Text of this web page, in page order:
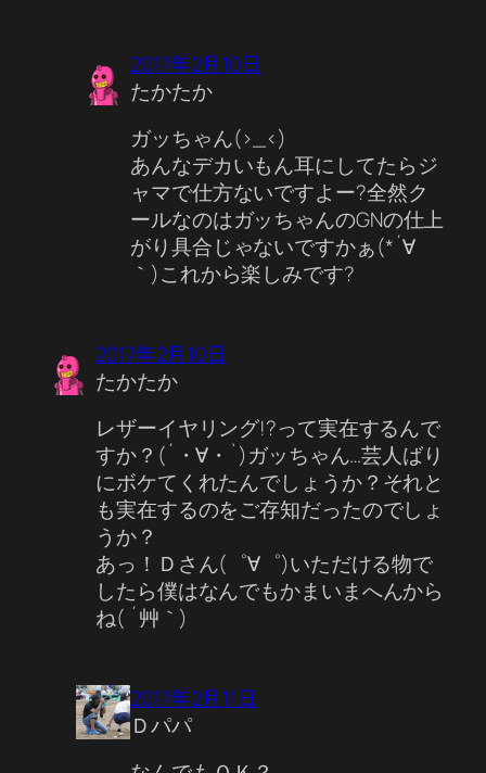
2017年2月10日
たかたか
ガッちゃん(>_<)
あんなデカいもん耳にしてたらジ
ャマで仕方ないですよー?全然ク
ールなのはガッちゃんのGNの仕上
がり具合じゃないですかぁ(*´∀
｀)これから楽しみです?
2017年2月10日
たかたか
レザーイヤリング!?って実在するんで
すか？(´・∀・`)ガッちゃん…芸人ばり
にボケてくれたんでしょうか？それと
も実在するのをご存知だったのでしょ
うか？
あっ！Ｄさん(゜∀゜)いただける物で
したら僕はなんでもかまいまへんから
ね( ´艸｀)
2017年2月11日
Ｄパパ